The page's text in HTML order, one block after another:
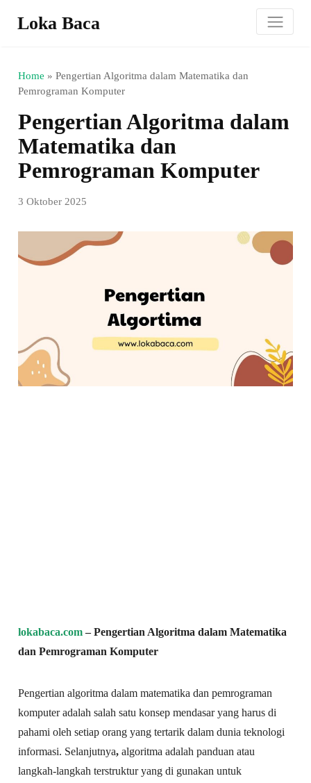
Loka Baca
Home »Pengertian Algoritma dalam Matematika dan
Pemrograman Komputer
Pengertian Algoritma dalam
Matematika dan
Pemrograman Komputer
3 Oktober 2025
lokabaca.com– Pengertian Algoritma dalam Matematika
dan Pemrograman Komputer
Pengertian algoritma dalam matematika dan pemrograman
komputer adalah salah satu konsep mendasar yang harus di
pahami oleh setiap orang yang tertarik dalam dunia teknologi
informasi. Selanjutnya, algoritma adalah panduan atau
langkah-langkah terstruktur yang di gunakan untuk